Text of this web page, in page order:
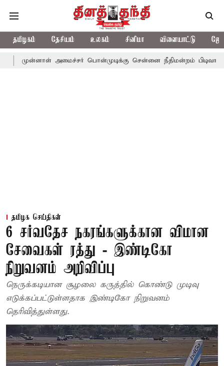
தமிழகம் தேசியம் உலகம் சினிமா விளையாட்டு
அமைச்சர் பொன்முடிக்கு சென்னை நீதிமன்றம் பிடிவாராண்ட்
தமிழக செய்திகள்
6 சர்வதேச நகரங்களுக்கான விமான
சேவைகள் ரத்து - இண்டிகோ
நிறுவனம் அறிவிப்பு
நெருக்கடியான சூழலை கருத்தில் கொண்டு முடிவு
எடுக்கப்பட்டுள்ளதாக இண்டிகோ நிறுவனம்
தெரிவித்துள்ளது.